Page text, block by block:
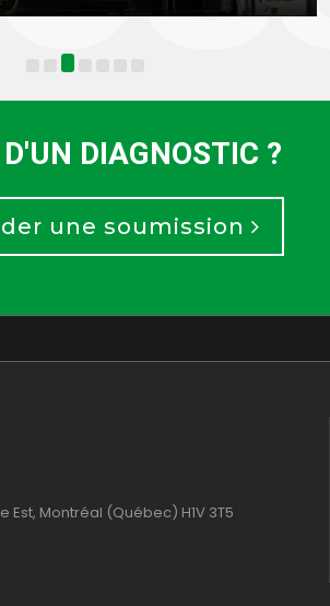
DIAGNOSTIC ?
une soumission
Est, Montréal (Québec) H1V 3T5